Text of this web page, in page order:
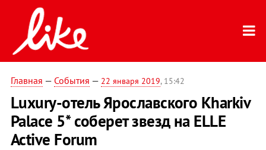
Главная — События — 22 января 2019, 15:42
Luxury-отель Ярославского Kharkiv
Palace 5* соберет звезд на ELLE
Active Forum